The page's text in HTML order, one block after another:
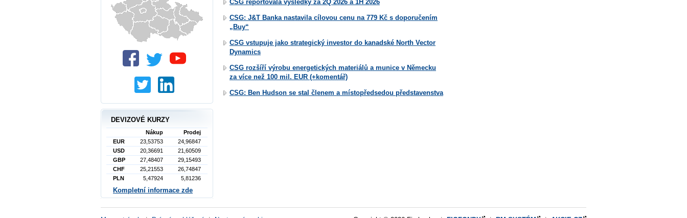
CSG reportovala výsledky za 2Q 2026 a 1H 2026
CSG: J&T Banka nastavila cílovou cenu na 779 Kč s doporučením
„Buy“
CSG vstupuje jako strategický investor do kanadské North Vector
Dynamics
CSG rozšíří výrobu energetických materiálů a munice v Německu
za více než 100 mil. EUR (+komentář)
CSG: Ben Hudson se stal členem a místopředsedou představenstva
DEVIZOVÉ KURZY
Nákup
Prodej
EUR
23,53753
24,96847
USD
20,36691
21,60509
GBP
27,48407
29,15493
CHF
25,21553
26,74847
PLN
5,47924 5,81236
Kompletní informace zde